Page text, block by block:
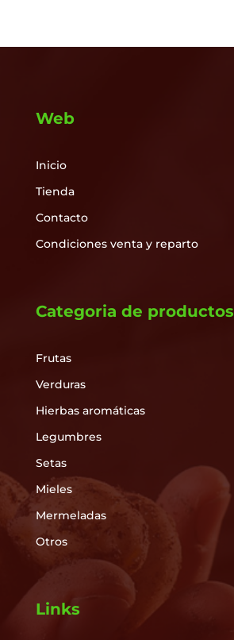
Web
Inicio
Tienda
Contacto
Condiciones venta y reparto
Categoria de productos
Frutas
Verduras
Hierbas aromáticas
Legumbres
Setas
Mieles
Mermeladas
Otros
Links